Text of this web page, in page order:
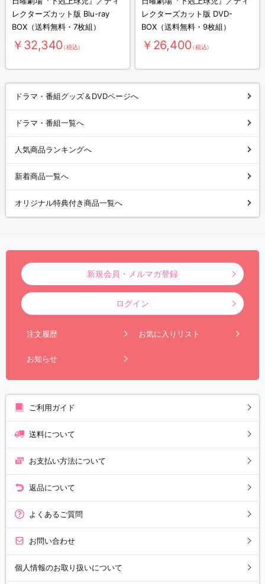
レクターズカット版 Blu-ray
BOX（送料無料・7枚組）
￥32,340（税込）
レクターズカット版 DVD-
BOX（送料無料・9枚組）
￥26,400（税込）
ドラマ・番組グッズ＆DVDページへ
ドラマ・番組一覧へ
人気商品ランキングへ
新着商品一覧へ
オリジナル特典付き商品一覧へ
新規会員・メルマガ登録
ログイン
注文履歴 お気に入りリスト
お知らせ
ご利用ガイド
送料について
お支払い方法について
返品について
よくあるご質問
お問い合わせ
個人情報のお取り扱いについて